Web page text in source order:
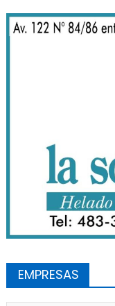
EMPRESAS